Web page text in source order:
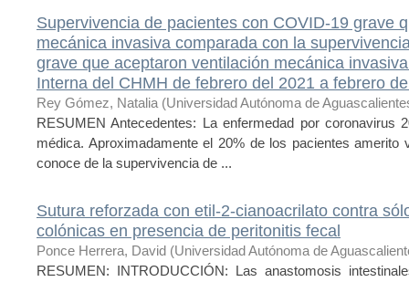
Supervivencia de pacientes con COVID-19 grave
mecánica invasiva comparada con la
grave que aceptaron ventilación mecánica
Interna del CHMH de febrero del 2021 a febrero
Rey Gómez, Natalia (Universidad Autónoma de
RESUMEN Antecedentes: La enfermedad por coronavirus
médica. Aproximadamente el 20% de los pacientes
conoce de la supervivencia de ...
Sutura reforzada con etil-2-cianoacrilato contra
colónicas en presencia de peritonitis fecal
Ponce Herrera, David (Universidad Autónoma de
RESUMEN: INTRODUCCIÓN: Las anastomosis